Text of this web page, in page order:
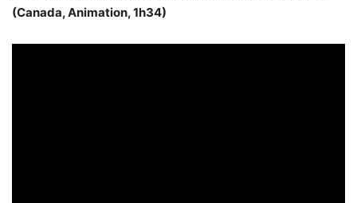
(Canada, Animation, 1h34)